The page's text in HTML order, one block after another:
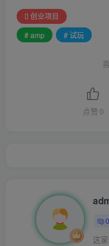
创业项目
# amp
# 试玩
点赞 0
0
这